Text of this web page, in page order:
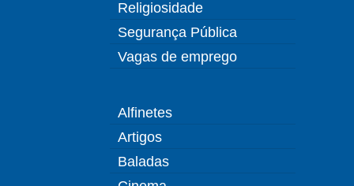
Religiosidade
Segurança Pública
Vagas de emprego
Alfinetes
Artigos
Baladas